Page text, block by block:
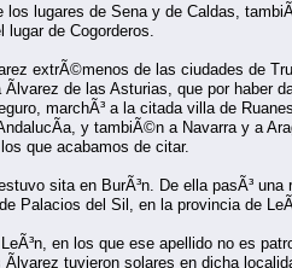
lugares de Sena y de Caldas,
de Cogorderos.
extrÃ©menos de las ciudades de
de las Asturias, que por haber
marchÃ³ a la citada villa de
y tambiÃ©n a Navarra y a
que acabamos de citar.
sita en BurÃ³n. De ella pasÃ³
Palacios del Sil, en la provincia de
en los que ese apellido no es
tuvieron solares en dicha